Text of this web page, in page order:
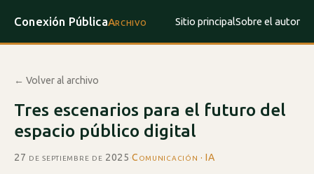
Conexión PúblicaArchivo Sitio principalSobre el autor
← Volver al archivo
Tres escenarios para el futuro del
espacio público digital
27 de septiembre de 2025·Comunicación · IA